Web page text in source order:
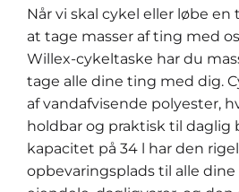
Når vi skal cykel eller løbe
at tage masser af ting med
Willex-cykeltaske har du
tage alle dine ting med dig.
af vandafvisende polyester,
holdbar og praktisk til daglig
kapacitet på 34 l har den
opbevaringsplads til alle